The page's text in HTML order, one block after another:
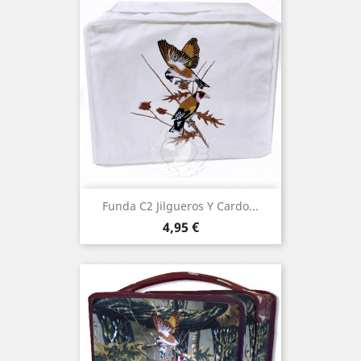
Funda C2 Jilgueros Y Cardo...
Precio
4,95 €